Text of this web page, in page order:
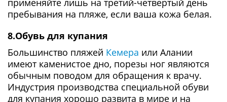
применяйте лишь на третий-четвертый день
пребывания на пляже, если ваша кожа белая.
8.Обувь для купания
Большинство пляжей Кемера или Алании
имеют каменистое дно, порезы ног являются
обычным поводом для обращения к врачу.
Индустрия производства специальной обуви
для купания хорошо развита в мире и на